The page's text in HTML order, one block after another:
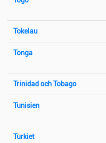
Tokelau
Tonga
Trinidad och Tobago
Tunisien
Turkiet